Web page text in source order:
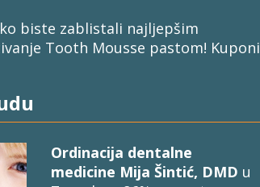
biste zablistali najljepšim
Tooth Mousse pastom! Kuponi
Ordinacija dentalne
medicine Mija Šintić, DMD u